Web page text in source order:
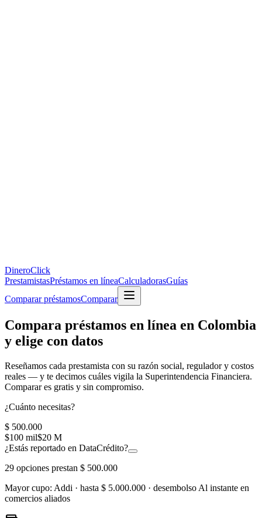
DineroClick
PrestamistasPréstamos en líneaCalculadorasGuías
Comparar préstamosComparar
Compara préstamos en línea en Colombia
y elige con datos
Reseñamos cada prestamista con su razón social, regulador y costos
reales — y te decimos cuáles vigila la Superintendencia Financiera.
Comparar es gratis y sin compromiso.
¿Cuánto necesitas?
$ 500.000
$100 mil$20 M
¿Estás reportado en DataCrédito?
29 opciones prestan $ 500.000
Mayor cupo: Addi · hasta $ 5.000.000 · desembolso Al instante en
comercios aliados